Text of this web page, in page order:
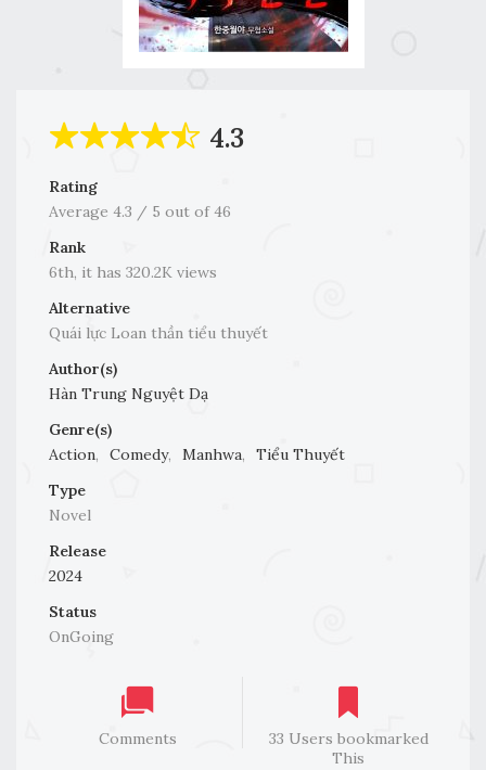
4.3
Rating
Average 4.3 / 5 out of46
Rank
6th, it has 320.2K views
Alternative
Quái lực Loan thần tiểu thuyết
Author(s)
Hàn Trung Nguyệt Dạ
Genre(s)
Action, Comedy, Manhwa,
Tiểu Thuyết
Type
Novel
Release
2024
Status
OnGoing
Comments
33 Users bookmarked
This